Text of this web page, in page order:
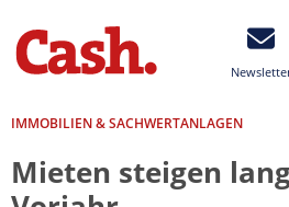
IMMOBILIEN & SACHWERTANLAGEN
Mieten steigen